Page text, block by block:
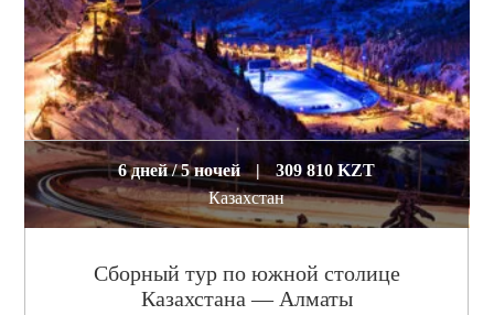
6 дней / 5 ночей |
309 810 KZT
Казахстан
Сборный тур по южной столице
Казахстана — Алматы